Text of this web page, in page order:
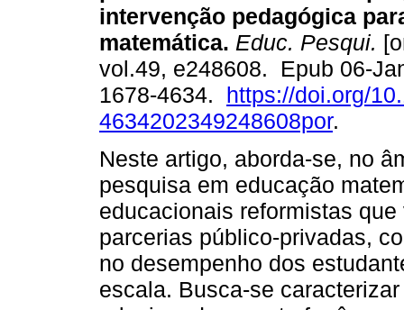
intervenção pedagógica
matemática. Educ. Pesqui.
vol.49, e248608. Epub 06-
1678-4634. https://doi.org/
4634202349248608por.
Neste artigo, aborda-se, no
pesquisa em educação
educacionais reformistas
parcerias público-privadas,
no desempenho dos
escala. Busca-se